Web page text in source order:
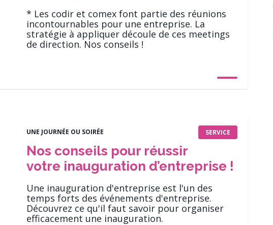
* Les codir et comex font partie des réunions
incontournables pour une entreprise. La
stratégie à appliquer découle de ces meetings
de direction. Nos conseils !
SERVICE
UNE JOURNÉE OU SOIRÉE
Nos conseils pour réussir
votre inauguration d’entreprise !
Une inauguration d'entreprise est l'un des
temps forts des événements d'entreprise.
Découvrez ce qu'il faut savoir pour organiser
efficacement une inauguration.